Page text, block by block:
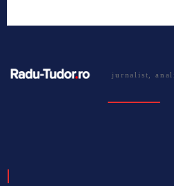
jurnalist,